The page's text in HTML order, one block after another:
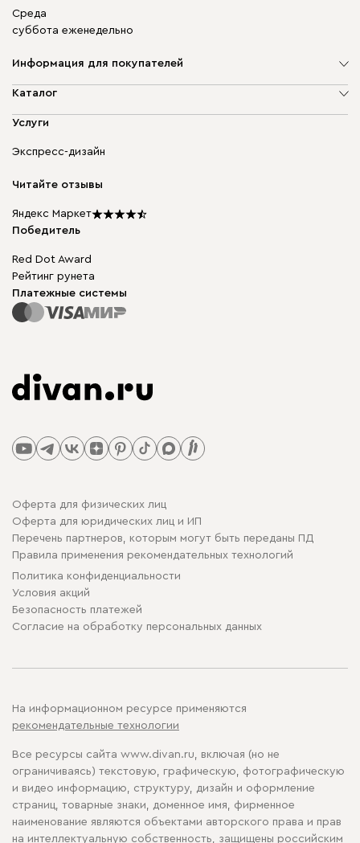
Среда
суббота еженедельно
Информация для покупателей
О компании
Доставка и оплата
диван.клуб
Карьера
Подарочные сертификаты
Мы в прессе
Каталог
Мягкая мебель
Бескаркасная мебель
Столы и стулья
Услуги
Экспресс-дизайн
Читайте отзывы
Яндекс Маркет
Победитель
Red Dot Award
Рейтинг рунета
Платежные системы
Оферта для физических лиц
Оферта для юридических лиц и ИП
Перечень партнеров, которым могут быть переданы ПД
Правила применения рекомендательных технологий
Политика конфиденциальности
Условия акций
Безопасность платежей
Cогласие на обработку персональных данных
На информационном ресурсе применяются
рекомендательные технологии
Все ресурсы сайта www.divan.ru, включая (но не
ограничиваясь) текстовую, графическую, фотографическую
и видео информацию, структуру, дизайн и оформление
страниц, товарные знаки, доменное имя, фирменное
наименование являются объектами авторского права и прав
на интеллектуальную собственность, защищены российским